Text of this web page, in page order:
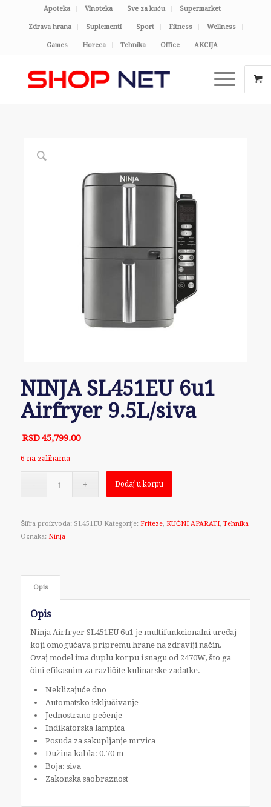
Apoteka Vinoteka Sve za kuću Supermarket
Zdrava hrana Suplementi Sport Fitness Wellness
Games Horeca Tehnika Office AKCIJA
NINJA SL451EU 6u1
Airfryer 9.5L/siva
RSD45,799.00
6 na zalihama
Dodaj u korpu
Šifra proizvoda: SL451EU Kategorije: Friteze, KUĆNI APARATI, Tehnika
Oznaka: Ninja
Opis
Opis
Ninja Airfryer SL451EU 6u1 je multifunkcionalni uređaj
koji omogućava pripremu hrane na zdraviji način.
Ovaj model ima duplu korpu i snagu od 2470W, što ga
čini efikasnim za različite kulinarske zadatke.
Neklizajuće dno
Automatsko isključivanje
Jednostrano pečenje
Indikatorska lampica
Posuda za sakupljanje mrvica
Dužina kabla: 0.70 m
Boja: siva
Zakonska saobraznost